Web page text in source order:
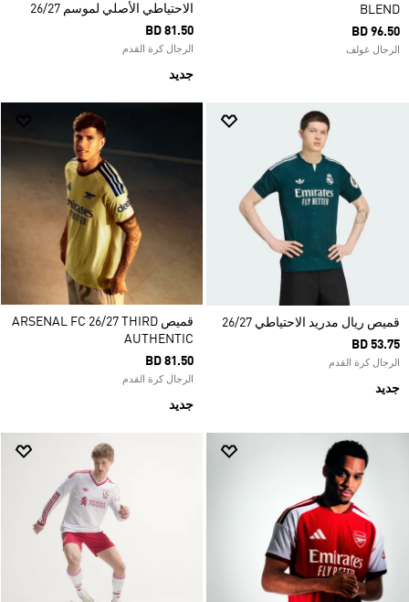
BLEND
BD 96.50
الرجال غولف
الاحتياطي الأصلي لموسم 26/27
BD 81.50
الرجال كرة القدم
جديد
قميص ريال مدريد الاحتياطي 26/27
BD 53.75
الرجال كرة القدم
جديد
قميص ARSENAL FC 26/27 THIRD
AUTHENTIC
BD 81.50
الرجال كرة القدم
جديد